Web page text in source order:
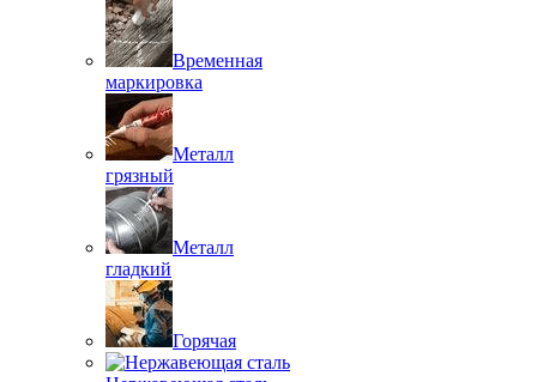
Временная
маркировка
Металл
грязный
Металл
гладкий
Горячая